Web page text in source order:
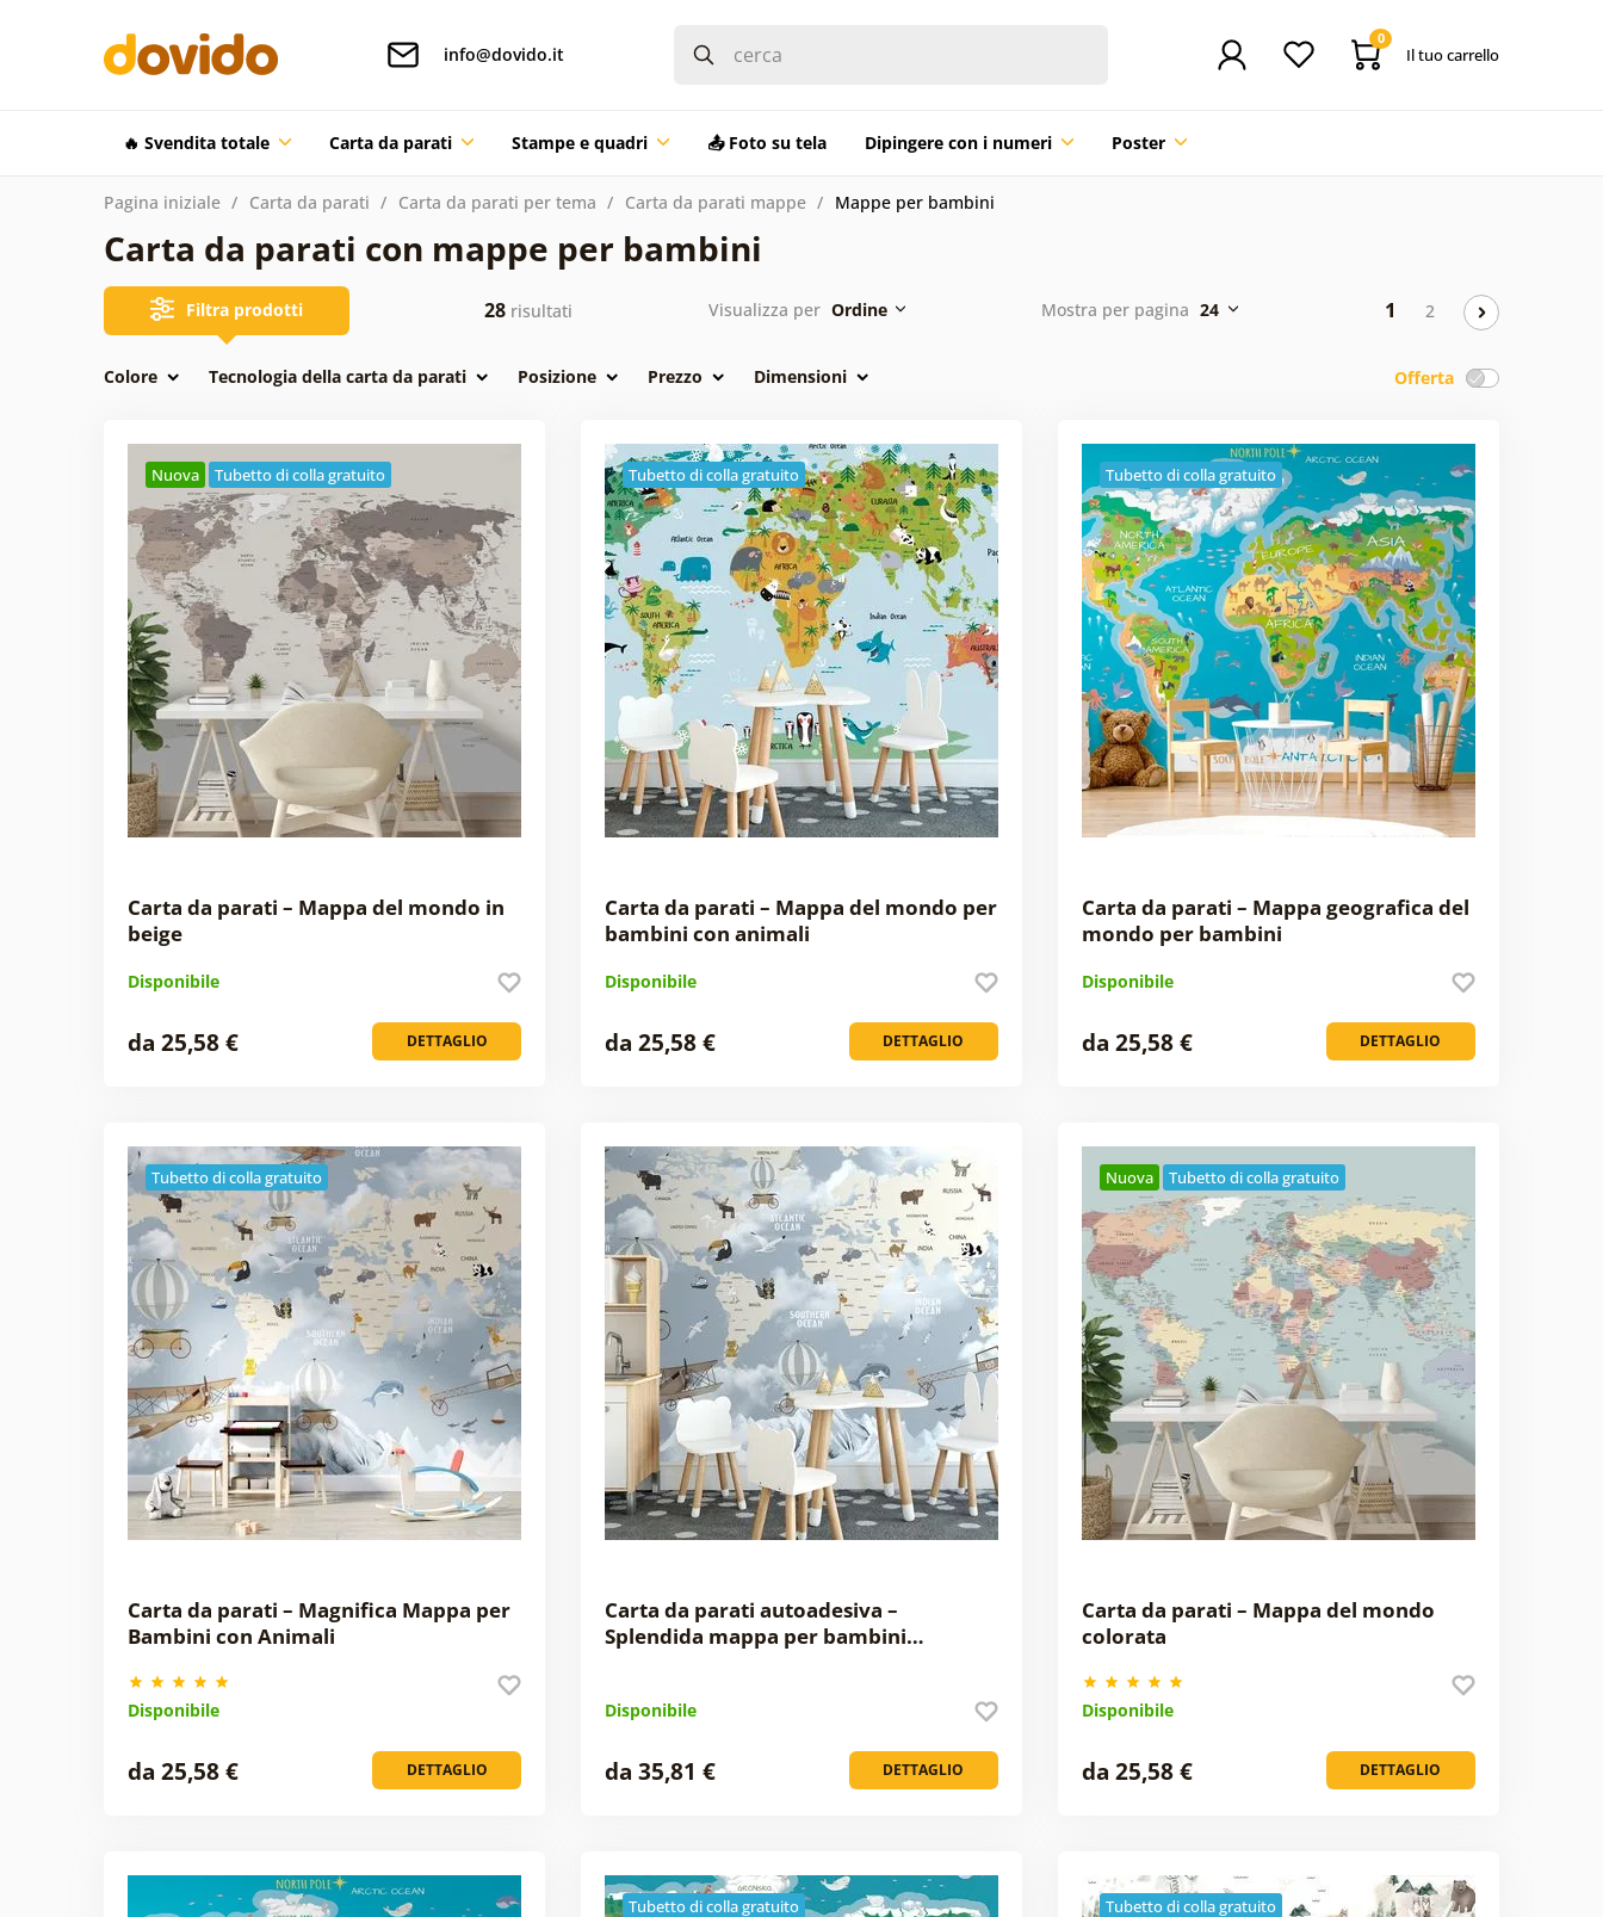
info@dovido.it
0
Il tuo carrello
🔥 Svendita totale Carta da parati Stampe e quadri 📤 Foto su tela Dipingere con i numeri Poster
Pagina iniziale Carta da parati Carta da parati per tema Carta da parati mappe Mappe per bambini
Carta da parati con mappe per bambini
Filtra prodotti 28 risultati Visualizza per Ordine Mostra per pagina 24 1 2
Offerta
Colore Tecnologia della carta da parati Posizione Prezzo Dimensioni
Nuova Tubetto di colla gratuito
Carta da parati – Mappa del mondo in
beige
Disponibile
DETTAGLIO
da 25,58 €
Tubetto di colla gratuito
Carta da parati – Mappa del mondo per
bambini con animali
Disponibile
DETTAGLIO
da 25,58 €
Tubetto di colla gratuito
Carta da parati – Mappa geografica del
mondo per bambini
Disponibile
DETTAGLIO
da 25,58 €
Tubetto di colla gratuito
Carta da parati – Magnifica Mappa per
Bambini con Animali
Disponibile
DETTAGLIO
da 25,58 €
Carta da parati autoadesiva –
Splendida mappa per bambini…
Disponibile
DETTAGLIO
da 35,81 €
Nuova Tubetto di colla gratuito
Carta da parati – Mappa del mondo
colorata
Disponibile
DETTAGLIO
da 25,58 €
Tubetto di colla gratuito Tubetto di colla gratuito